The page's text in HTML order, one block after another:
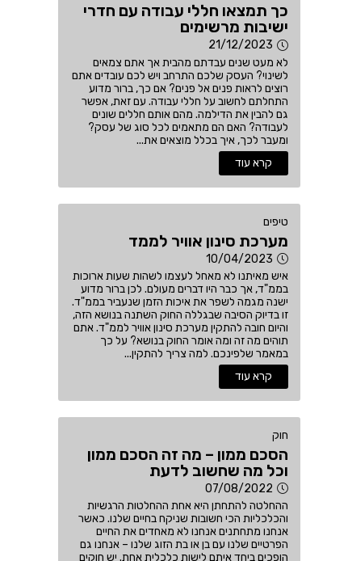
כך תמצאו חללי עבודה עם חדרי
ישיבות מרשימים
21/12/2023
לא מעט שנים עבדתם מהבית אך אתם צמאים
לשינוי? העסק שלכם התרחב ויש לכם עובדים אתם
רוצים לראות פנים אל פנים? אם כך, ברור מדוע
התחלתם לחשוב על חללי עבודה. עם זאת, אפשר
גם להבין את הדילמה. מהם אותם חללים שונים
לעבודה? האם הם מתאמים לכל סוג של עסק?
ומעבר לכך, איך בכלל מוצאים את...
קרא עוד
טיפים
מערכת סינון אוויר לממד
10/04/2023
איש מאיתנו לא מאחל לעצמו לשהות שעות ארוכות
בממ"ד, אך כבר היו דברים מעולם. לכן ברור מדוע
ישנה מגמה לשפר את איכות הזמן שנעביר בממ"ד.
זו בדיוק הסיבה שבגללה החוק השתנה בנושא הזה,
והיום חובה להתקין מערכת סינון אוויר לממ"ד. אתם
תוהים מה זה ומה אומר החוק בנושא? על כך
במאמר שלפינכם. למה צריך להתקין...
קרא עוד
חוק
הסכם ממון – מה זה הסכם ממון
וכל מה שחשוב לדעת
07/08/2022
ההחלטה להתחתן היא אחת ההחלטות הרגשיות
והכלכליות הכי חשובות שניקח בחיים שלנו. כאשר
אנחנו מתחתנים אנחנו לא מאחדים את החיים
הפרטיים שלנו עם בן או בת הזוג שלנו – אנחנו גם
הופכים ביחד איתם לישות כלכלית אחת. יש חוקים